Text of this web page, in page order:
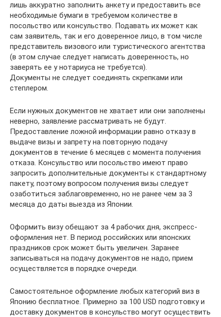
лишь аккуратно заполнить анкету и предоставить все
необходимые бумаги в требуемом количестве в
посольство или консульство. Подавать их может как
сам заявитель, так и его доверенное лицо, в том числе
представитель визового или туристического агентства
(в этом случае следует написать доверенность, но
заверять ее у нотариуса не требуется).
Документы не следует соединять скрепками или
степлером.
Если нужных документов не хватает или они заполнены
неверно, заявление рассматривать не будут.
Предоставление ложной информации равно отказу в
выдаче визы и запрету на повторную подачу
документов в течение 6 месяцев с момента получения
отказа. Консульство или посольство имеют право
запросить дополнительные документы к стандартному
пакету, поэтому вопросом получения визы следует
озаботиться заблаговременно, но не ранее чем за 3
месяца до даты выезда из Японии.
Оформить визу обещают за 4 рабочих дня, экспресс-
оформления нет. В период российских или японских
праздников срок может быть увеличен. Заранее
записываться на подачу документов не надо, прием
осуществляется в порядке очереди.
Самостоятельное оформление любых категорий виз в
Японию бесплатное. Примерно за 100 USD подготовку и
доставку документов в консульство могут осуществить